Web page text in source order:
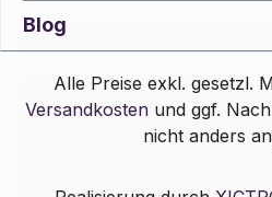
Blog
Alle Preise exkl. gesetzl.
Versandkostenund ggf.
nicht anders